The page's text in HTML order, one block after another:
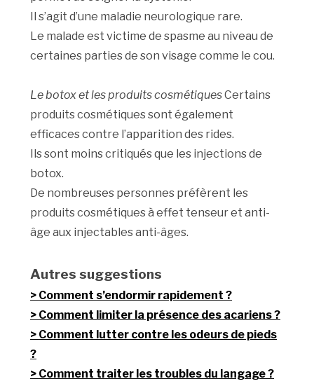
Il s’agit d’une maladie neurologique rare.
Le malade est victime de spasme au niveau de
certaines parties de son visage comme le cou.
Le botox et les produits cosmétiquesCertains
produits cosmétiques sont également
efficaces contre l’apparition des rides.
Ils sont moins critiqués que les injections de
botox.
De nombreuses personnes préfèrent les
produits cosmétiques à effet tenseur et anti-
âge aux injectables anti-âges.
Autres suggestions
Comment s’endormir rapidement ?
Comment limiter la présence des acariens ?
Comment lutter contre les odeurs de pieds
?
Comment traiter les troubles du langage ?